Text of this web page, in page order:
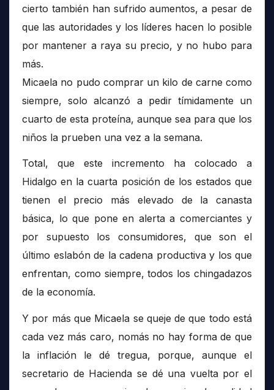
cierto también han sufrido aumentos, a pesar de
que las autoridades y los líderes hacen lo posible
por mantener a raya su precio, y no hubo para
más.
Micaela no pudo comprar un kilo de carne como
siempre, solo alcanzó a pedir tímidamente un
cuarto de esta proteína, aunque sea para que los
niños la prueben una vez a la semana.
Total, que este incremento ha colocado a
Hidalgo en la cuarta posición de los estados que
tienen el precio más elevado de la canasta
básica, lo que pone en alerta a comerciantes y
por supuesto los consumidores, que son el
último eslabón de la cadena productiva y los que
enfrentan, como siempre, todos los chingadazos
de la economía.
Y por más que Micaela se queje de que todo está
cada vez más caro, nomás no hay forma de que
la inflación le dé tregua, porque, aunque el
secretario de Hacienda se dé una vuelta por el